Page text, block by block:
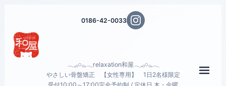
0186-42-0033
𓂃𓈒𓂂𓏸𓂂𓈒𓂃relaxation和屋𓂃𓈒𓂂𓏸𓂂𓈒𓂃
やさしい骨盤矯正 【女性専用】 1日2名様限定